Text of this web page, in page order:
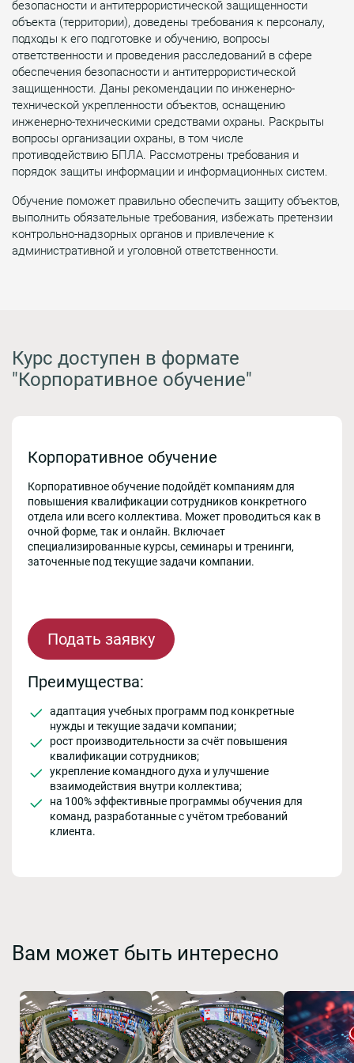
безопасности и антитеррористической защищенности
объекта (территории), доведены требования к персоналу,
подходы к его подготовке и обучению, вопросы
ответственности и проведения расследований в сфере
обеспечения безопасности и антитеррористической
защищенности. Даны рекомендации по инженерно-
технической укрепленности объектов, оснащению
инженерно-техническими средствами охраны. Раскрыты
вопросы организации охраны, в том числе
противодействию БПЛА. Рассмотрены требования и
порядок защиты информации и информационных систем.
Обучение поможет правильно обеспечить защиту объектов,
выполнить обязательные требования, избежать претензии
контрольно-надзорных органов и привлечение к
административной и уголовной ответственности.
Курс доступен в формате
"Корпоративное обучение"
Корпоративное обучение
Корпоративное обучение подойдёт компаниям для
повышения квалификации сотрудников конкретного
отдела или всего коллектива. Может проводиться как в
очной форме, так и онлайн. Включает
специализированные курсы, семинары и тренинги,
заточенные под текущие задачи компании.
Подать заявку
Преимущества:
адаптация учебных программ под конкретные
нужды и текущие задачи компании;
рост производительности за счёт повышения
квалификации сотрудников;
укрепление командного духа и улучшение
взаимодействия внутри коллектива;
на 100% эффективные программы обучения для
команд, разработанные с учётом требований
клиента.
Вам может быть интересно